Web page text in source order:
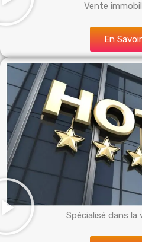
Vente
En
Spécialisé dans la